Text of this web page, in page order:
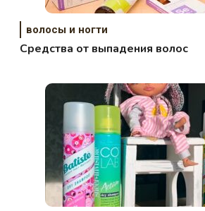
волосы и ногти
Средства от выпадения волос